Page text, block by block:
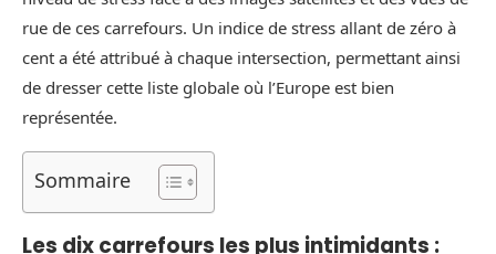
rue de ces carrefours. Un indice de stress allant de zéro à
cent a été attribué à chaque intersection, permettant ainsi
de dresser cette liste globale où l’Europe est bien
représentée.
Sommaire
Les dix carrefours les plus intimidants :